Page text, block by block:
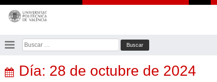
Saltar
contenido
Buscar:
Día: 28 de octubre de 2024